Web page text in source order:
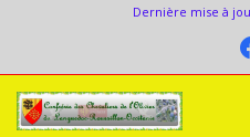
Dernière mise à